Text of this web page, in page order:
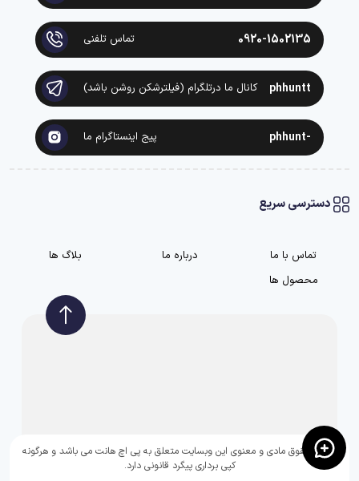
0920-1502135 تماس تلفنی
phhuntt کانال ما درتلگرام (فیلترشکن روشن باشد)
-phhunt پیج اینستاگرام ما
دسترسی سریع
تماس با ما درباره ما
بلاگ ها
محصول ها
تمامی حقوق مادی و معنوی این وبسایت متعلق به پی اچ هانت می باشد و هرگونه
کپی برداری پیگرد قانونی دارد.